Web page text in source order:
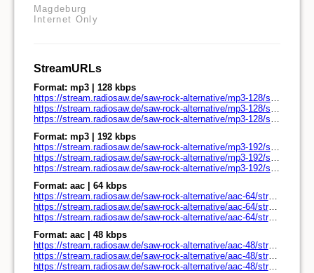
Magdeburg
Internet Only
StreamURLs
Format: mp3 | 128 kbps
https://stream.radiosaw.de/saw-rock-alternative/mp3-128/stream.radiosaw.de/
https://stream.radiosaw.de/saw-rock-alternative/mp3-128/stream.radiosaw.de/play.pls
https://stream.radiosaw.de/saw-rock-alternative/mp3-128/stream.radiosaw.de/play.m3u
Format: mp3 | 192 kbps
https://stream.radiosaw.de/saw-rock-alternative/mp3-192/stream.radiosaw.de/
https://stream.radiosaw.de/saw-rock-alternative/mp3-192/stream.radiosaw.de/play.pls
https://stream.radiosaw.de/saw-rock-alternative/mp3-192/stream.radiosaw.de/play.m3u
Format: aac | 64 kbps
https://stream.radiosaw.de/saw-rock-alternative/aac-64/stream.radiosaw.de/
https://stream.radiosaw.de/saw-rock-alternative/aac-64/stream.radiosaw.de/play.pls
https://stream.radiosaw.de/saw-rock-alternative/aac-64/stream.radiosaw.de/play.m3u
Format: aac | 48 kbps
https://stream.radiosaw.de/saw-rock-alternative/aac-48/stream.radiosaw.de/
https://stream.radiosaw.de/saw-rock-alternative/aac-48/stream.radiosaw.de/play.pls
https://stream.radiosaw.de/saw-rock-alternative/aac-48/stream.radiosaw.de/play.m3u